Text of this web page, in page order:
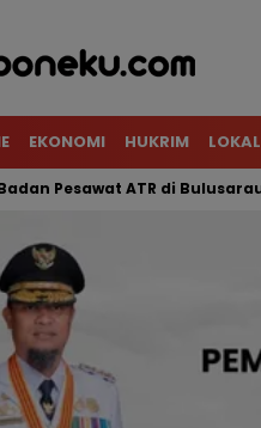
EKONOMI HUKRIM LOKAL
ATR di Bulusaraung